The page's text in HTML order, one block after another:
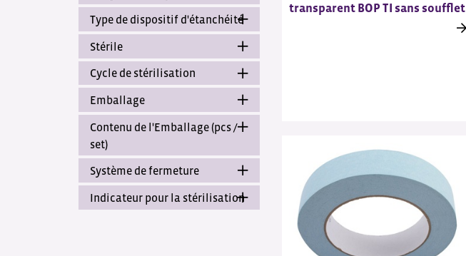
Type de dispositif d'étanchéité
Stérile
Cycle de stérilisation
Emballage
Contenu de l'Emballage (pcs /
set)
Système de fermeture
Indicateur pour la stérilisation
transparent BOP TI sans soufflet